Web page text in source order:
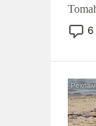
США
лет.
6